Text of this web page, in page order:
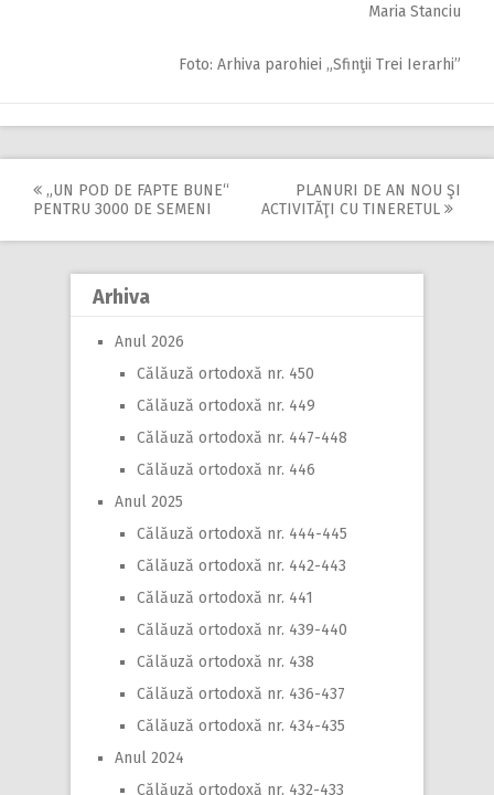
Maria Stanciu
Foto: Arhiva parohiei „Sfinţii Trei Ierarhi”
Post
navigation
„UN POD DE FAPTE BUNE“
PENTRU 3000 DE SEMENI
PLANURI DE AN NOU ŞI
ACTIVITĂŢI CU TINERETUL
Arhiva
Anul 2026
Călăuză ortodoxă nr. 450
Călăuză ortodoxă nr. 449
Călăuză ortodoxă nr. 447-448
Călăuză ortodoxă nr. 446
Anul 2025
Călăuză ortodoxă nr. 444-445
Călăuză ortodoxă nr. 442-443
Călăuză ortodoxă nr. 441
Călăuză ortodoxă nr. 439-440
Călăuză ortodoxă nr. 438
Călăuză ortodoxă nr. 436-437
Călăuză ortodoxă nr. 434-435
Anul 2024
Călăuză ortodoxă nr. 432-433